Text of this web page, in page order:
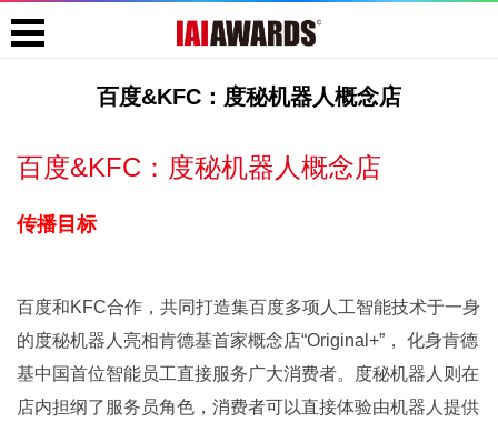
百度&KFC：度秘机器人概念店
百度&KFC：度秘机器人概念店
传播目标
百度和KFC合作，共同打造集百度多项人工智能技术于一身
的度秘机器人亮相肯德基首家概念店“Original+”， 化身肯德
基中国首位智能员工直接服务广大消费者。度秘机器人则在
店内担纲了服务员角色，消费者可以直接体验由机器人提供